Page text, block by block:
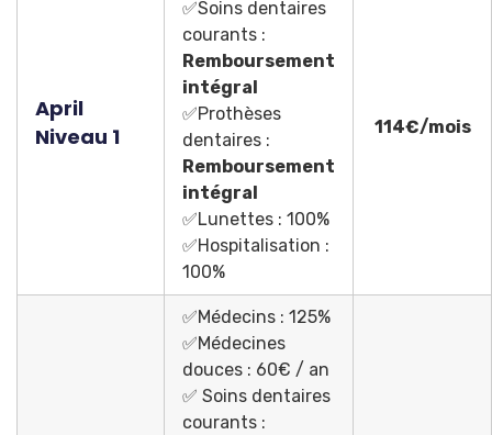
April
Niveau 1
✅Soins dentaires
courants :
Remboursement
intégral
✅Prothèses
dentaires :
Remboursement
intégral
✅Lunettes : 100%
✅Hospitalisation :
100%
114€/mois
✅Médecins : 125%
✅Médecines
douces : 60€ / an
✅ Soins dentaires
courants :